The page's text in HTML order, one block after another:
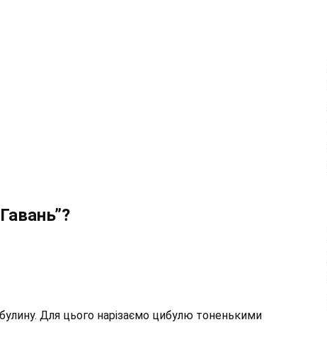
Для цього нарізаємо цибулю тоненькими